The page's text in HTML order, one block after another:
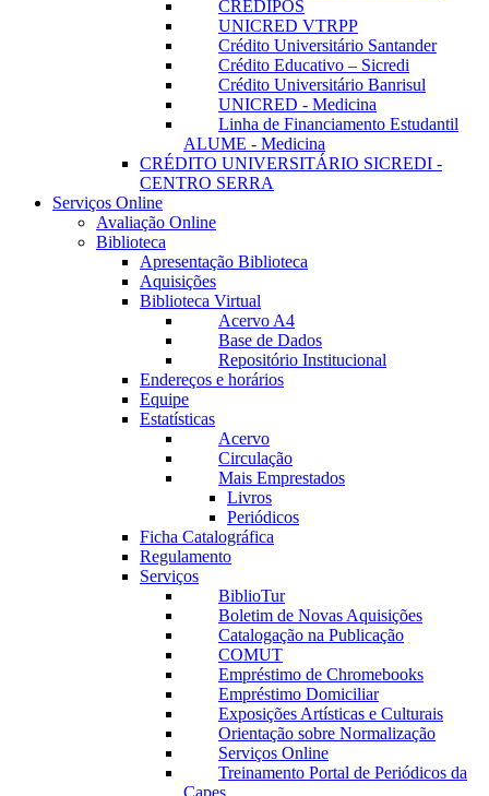
CREDIPOS
UNICRED VTRPP
Crédito Universitário Santander
Crédito Educativo – Sicredi
Crédito Universitário Banrisul
UNICRED - Medicina
Linha de Financiamento Estudantil
ALUME - Medicina
CRÉDITO UNIVERSITÁRIO SICREDI -
CENTRO SERRA
Serviços Online
Avaliação Online
Biblioteca
Apresentação Biblioteca
Aquisições
Biblioteca Virtual
Acervo A4
Base de Dados
Repositório Institucional
Endereços e horários
Equipe
Estatísticas
Acervo
Circulação
Mais Emprestados
Livros
Periódicos
Ficha Catalográfica
Regulamento
Serviços
BiblioTur
Boletim de Novas Aquisições
Catalogação na Publicação
COMUT
Empréstimo de Chromebooks
Empréstimo Domiciliar
Exposições Artísticas e Culturais
Orientação sobre Normalização
Serviços Online
Treinamento Portal de Periódicos da